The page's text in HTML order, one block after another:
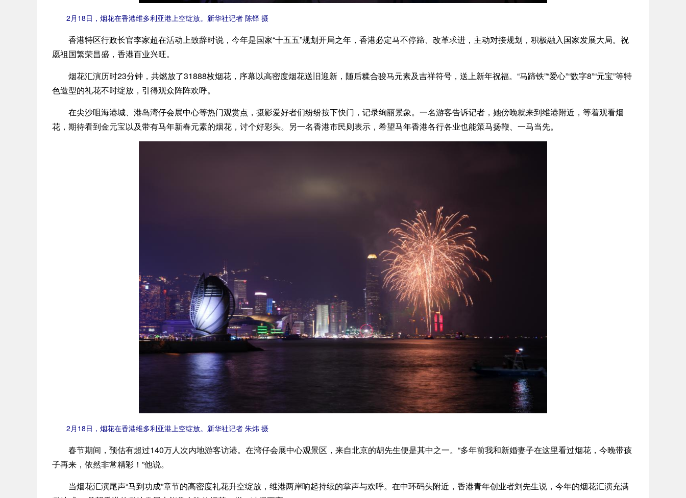
2月18日，烟花在香港维多利亚港上空绽放。新华社记者 陈铎 摄
香港特区行政长官李家超在活动上致辞时说，今年是国家“十五五”规划开局之年，香港必定马不停蹄、改革求进，主动对接规划，积极融入国家发展大局。祝
愿祖国繁荣昌盛，香港百业兴旺。
烟花汇演历时23分钟，共燃放了31888枚烟花，序幕以高密度烟花送旧迎新，随后糅合骏马元素及吉祥符号，送上新年祝福。“马蹄铁”“爱心”“数字8”“元宝”等特
色造型的礼花不时绽放，引得观众阵阵欢呼。
在尖沙咀海港城、港岛湾仔会展中心等热门观赏点，摄影爱好者们纷纷按下快门，记录绚丽景象。一名游客告诉记者，她傍晚就来到维港附近，等着观看烟
花，期待看到金元宝以及带有马年新春元素的烟花，讨个好彩头。另一名香港市民则表示，希望马年香港各行各业也能策马扬鞭、一马当先。
2月18日，烟花在香港维多利亚港上空绽放。新华社记者 朱炜 摄
春节期间，预估有超过140万人次内地游客访港。在湾仔会展中心观景区，来自北京的胡先生便是其中之一。“多年前我和新婚妻子在这里看过烟花，今晚带孩
子再来，依然非常精彩！”他说。
当烟花汇演尾声“马到功成”章节的高密度礼花升空绽放，维港两岸响起持续的掌声与欢呼。在中环码头附近，香港青年创业者刘先生说，今年的烟花汇演充满